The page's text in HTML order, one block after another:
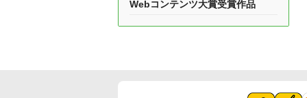
Webコンテンツ大賞受賞作品